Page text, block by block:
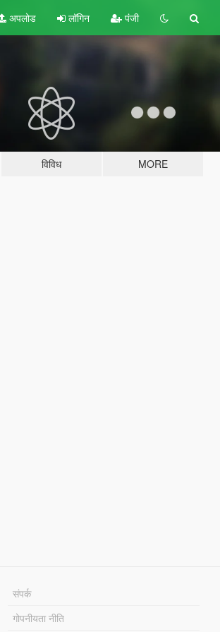
अपलोड लॉगिन पंजी
विविध MORE
संपर्क
गोपनीयता नीति